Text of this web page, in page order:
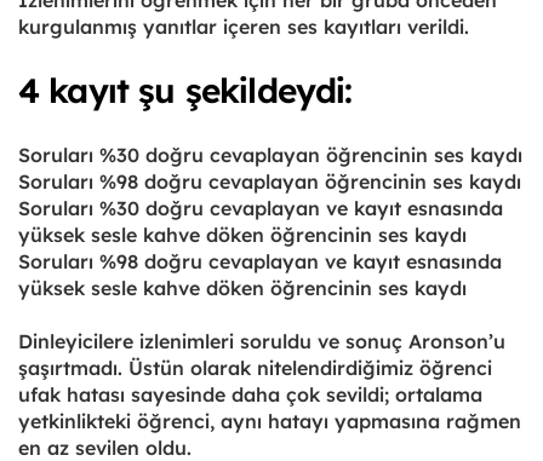
kurgulanmış yanıtlar içeren ses kayıtları verildi.
4 kayıt şu şekildeydi:
Soruları %30 doğru cevaplayan öğrencinin ses kaydı
Soruları %98 doğru cevaplayan öğrencinin ses kaydı
Soruları %30 doğru cevaplayan ve kayıt esnasında
yüksek sesle kahve döken öğrencinin ses kaydı
Soruları %98 doğru cevaplayan ve kayıt esnasında
yüksek sesle kahve döken öğrencinin ses kaydı
Dinleyicilere izlenimleri soruldu ve sonuç Aronson’u
şaşırtmadı. Üstün olarak nitelendirdiğimiz öğrenci
ufak hatası sayesinde daha çok sevildi; ortalama
yetkinlikteki öğrenci, aynı hatayı yapmasına rağmen
en az sevilen oldu.